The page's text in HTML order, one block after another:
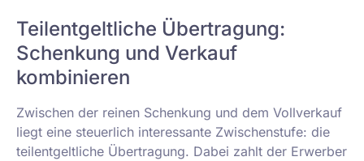
Teilentgeltliche Übertragung:
Schenkung und Verkauf
kombinieren
Zwischen der reinen Schenkung und dem Vollverkauf
liegt eine steuerlich interessante Zwischenstufe: die
teilentgeltliche Übertragung. Dabei zahlt der Erwerber